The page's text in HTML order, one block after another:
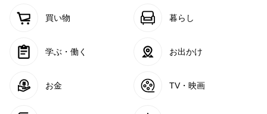
買い物 暮らし
学ぶ・働く お出かけ
お金 TV・映画